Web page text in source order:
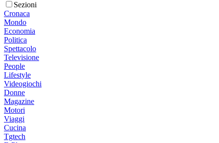
Sezioni
Cronaca
Mondo
Economia
Politica
Spettacolo
Televisione
People
Lifestyle
Videogiochi
Donne
Magazine
Motori
Viaggi
Cucina
Tgtech